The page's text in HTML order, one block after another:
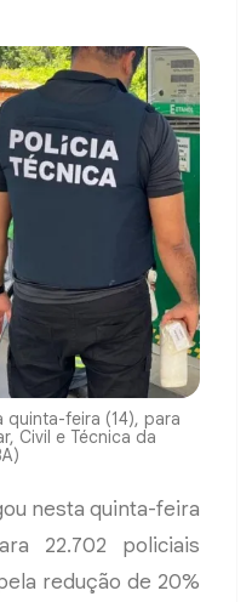
quinta-feira (14), para
Civil e Técnica da
nesta quinta-feira
22.702 policiais
redução de 20%